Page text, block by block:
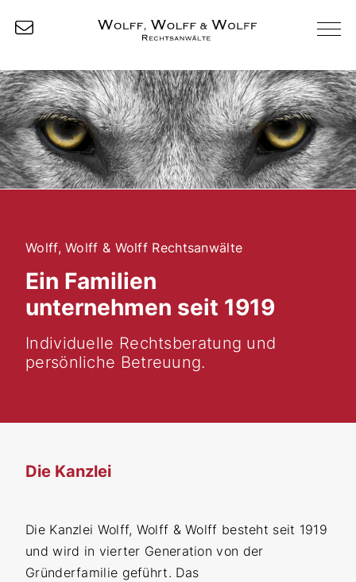
Wolff, Wolff & Wolff Rechtsanwälte
Ein Familien
unternehmen seit 1919
Individuelle Rechtsberatung und
persönliche Betreuung.
Die Kanzlei
Die Kanzlei Wolff, Wolff & Wolff besteht seit 1919
und wird in vierter Generation von der
Gründerfamilie geführt. Das